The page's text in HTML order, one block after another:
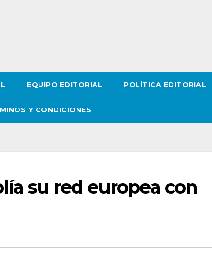
EQUIPO EDITORIAL POLÍTICA EDITORIAL
Y CONDICIONES
su red europea con